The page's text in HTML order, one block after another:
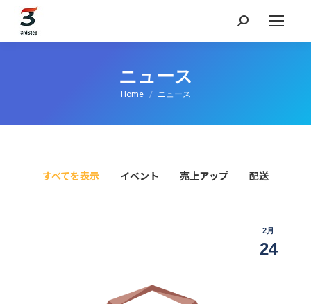
検
索:
ニュース
現在地:
Home ニュース
すべてを表示 イベント 売上アップ 配送
2月
24